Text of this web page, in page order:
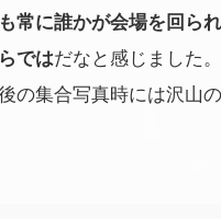
常に誰かが会場を回ら
ではだなと感じました
の集合写真時には沢山